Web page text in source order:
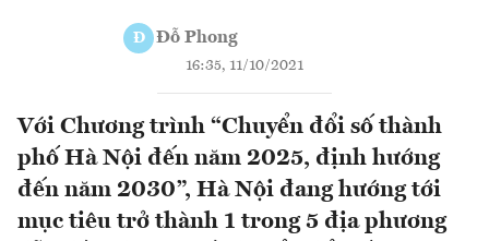
Đ Đỗ Phong
16:35, 11/10/2021
Với Chương trình “Chuyển đổi số thành
phố Hà Nội đến năm 2025, định hướng
đến năm 2030”, Hà Nội đang hướng tới
mục tiêu trở thành 1 trong 5 địa phương